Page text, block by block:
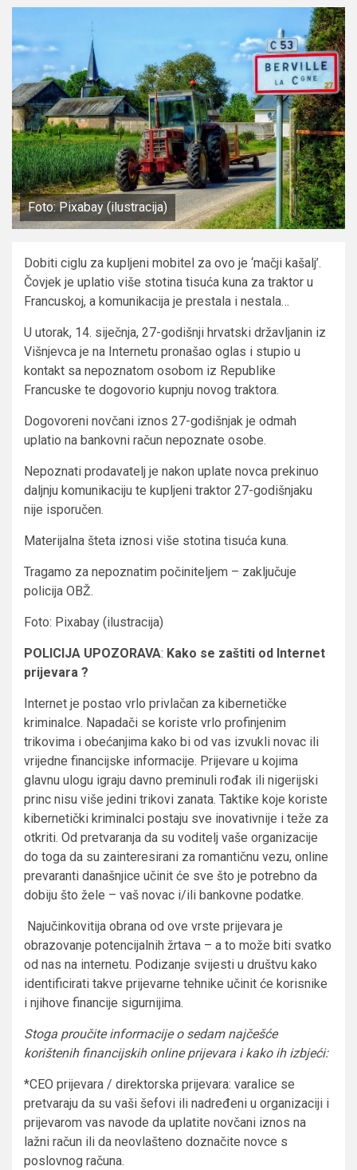
Foto: Pixabay (ilustracija)
Dobiti ciglu za kupljeni mobitel za ovo je ‘mačji kašalj’.
Čovjek je uplatio više stotina tisuća kuna za traktor u
Francuskoj, a komunikacija je prestala i nestala…
U utorak, 14. siječnja, 27-godišnji hrvatski državljanin iz
Višnjevca je na Internetu pronašao oglas i stupio u
kontakt sa nepoznatom osobom iz Republike
Francuske te dogovorio kupnju novog traktora.
Dogovoreni novčani iznos 27-godišnjak je odmah
uplatio na bankovni račun nepoznate osobe.
Nepoznati prodavatelj je nakon uplate novca prekinuo
daljnju komunikaciju te kupljeni traktor 27-godišnjaku
nije isporučen.
Materijalna šteta iznosi više stotina tisuća kuna.
Tragamo za nepoznatim počiniteljem – zaključuje
policija OBŽ.
Foto: Pixabay (ilustracija)
POLICIJA UPOZORAVA: Kako se zaštiti od Internet
prijevara ?
Internet je postao vrlo privlačan za kibernetičke
kriminalce. Napadači se koriste vrlo profinjenim
trikovima i obećanjima kako bi od vas izvukli novac ili
vrijedne financijske informacije. Prijevare u kojima
glavnu ulogu igraju davno preminuli rođak ili nigerijski
princ nisu više jedini trikovi zanata. Taktike koje koriste
kibernetički kriminalci postaju sve inovativnije i teže za
otkriti. Od pretvaranja da su voditelj vaše organizacije
do toga da su zainteresirani za romantičnu vezu, online
prevaranti današnjice učinit će sve što je potrebno da
dobiju što žele – vaš novac i/ili bankovne podatke.
Najučinkovitija obrana od ove vrste prijevara je
obrazovanje potencijalnih žrtava – a to može biti svatko
od nas na internetu. Podizanje svijesti u društvu kako
identificirati takve prijevarne tehnike učinit će korisnike
i njihove financije sigurnijima.
Stoga proučite informacije o sedam najčešće
korištenih financijskih online prijevara i kako ih izbjeći:
*CEO prijevara / direktorska prijevara: varalice se
pretvaraju da su vaši šefovi ili nadređeni u organizaciji i
prijevarom vas navode da uplatite novčani iznos na
lažni račun ili da neovlašteno doznačite novce s
poslovnog računa.